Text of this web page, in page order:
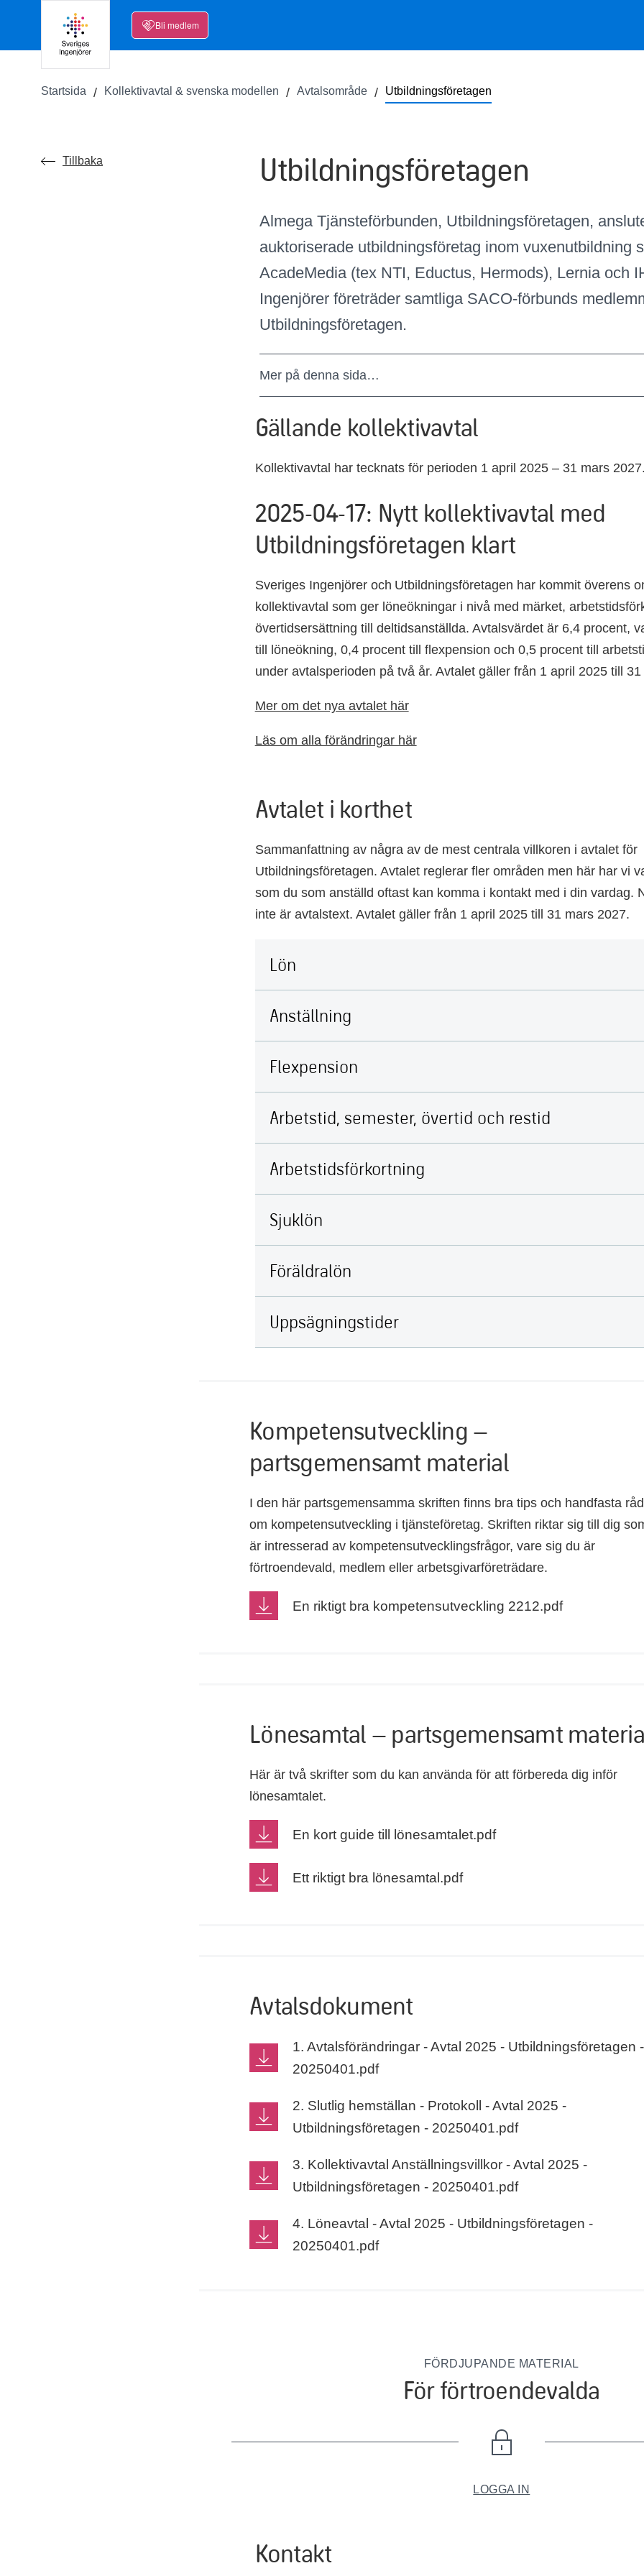
Bli medlem
Startsida Kollektivavtal & svenska modellen Avtalsområde Utbildningsföretagen
Tillbaka Utbildningsföretagen
Almega Tjänsteförbunden, Utbildningsföretagen,
auktoriserade utbildningsföretag inom vuxenutbildning
AcadeMedia (tex NTI, Eductus, Hermods), Lernia och
Ingenjörer företräder samtliga SACO-förbunds
Utbildningsföretagen.
Mer på denna sida…
Gällande kollektivavtal
Kollektivavtal har tecknats för perioden 1 april 2025 – 31 mars
2025-04-17: Nytt kollektivavtal med
Utbildningsföretagen klart
Sveriges Ingenjörer och Utbildningsföretagen har kommit överens
kollektivavtal som ger löneökningar i nivå med märket,
övertidsersättning till deltidsanställda. Avtalsvärdet är 6,4 procent,
till löneökning, 0,4 procent till flexpension och 0,5 procent till
under avtalsperioden på två år. Avtalet gäller från 1 april 2025 till
Mer om det nya avtalet här
Läs om alla förändringar här
Avtalet i korthet
Sammanfattning av några av de mest centrala villkoren i avtalet för
Utbildningsföretagen. Avtalet reglerar fler områden men här har vi
som du som anställd oftast kan komma i kontakt med i din vardag.
inte är avtalstext. Avtalet gäller från 1 april 2025 till 31 mars 2027.
Lön
Anställning
Flexpension
Arbetstid, semester, övertid och restid
Arbetstidsförkortning
Sjuklön
Föräldralön
Uppsägningstider
Kompetensutveckling –
partsgemensamt material
I den här partsgemensamma skriften finns bra tips och handfasta råd
om kompetensutveckling i tjänsteföretag. Skriften riktar sig till dig
är intresserad av kompetensutvecklingsfrågor, vare sig du är
förtroendevald, medlem eller arbetsgivarföreträdare.
En riktigt bra kompetensutveckling 2212.pdf
Lönesamtal – partsgemensamt
Här är två skrifter som du kan använda för att förbereda dig inför
lönesamtalet.
En kort guide till lönesamtalet.pdf
Ett riktigt bra lönesamtal.pdf
Avtalsdokument
1. Avtalsförändringar - Avtal 2025 - Utbildningsföretagen -
20250401.pdf
2. Slutlig hemställan - Protokoll - Avtal 2025 -
Utbildningsföretagen - 20250401.pdf
3. Kollektivavtal Anställningsvillkor - Avtal 2025 -
Utbildningsföretagen - 20250401.pdf
4. Löneavtal - Avtal 2025 - Utbildningsföretagen -
20250401.pdf
FÖRDJUPANDE MATERIAL
För förtroendevalda
LOGGA IN
Kontakt